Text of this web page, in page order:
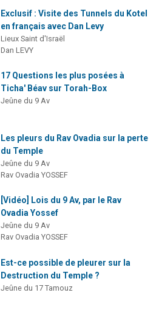
Exclusif : Visite des Tunnels du Kotel
en français avec Dan Levy
Lieux Saint d'Israël
Dan LEVY
17 Questions les plus posées à
Ticha' Béav sur Torah-Box
Jeûne du 9 Av
Les pleurs du Rav Ovadia sur la perte
du Temple
Jeûne du 9 Av
Rav Ovadia YOSSEF
[Vidéo] Lois du 9 Av, par le Rav
Ovadia Yossef
Jeûne du 9 Av
Rav Ovadia YOSSEF
Est-ce possible de pleurer sur la
Destruction du Temple ?
Jeûne du 17 Tamouz